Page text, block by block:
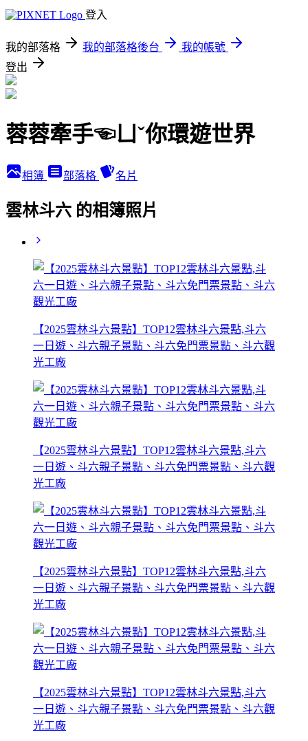
登入
我的部落格 我的部落格後台
我的帳號
登出
蓉蓉牽手☜ㄩˇ你環遊世界
相簿 部落格 名片
雲林斗六 的相簿照片
【2025雲林斗六景點】TOP12雲林斗六景點,斗六
一日遊、斗六親子景點、斗六免門票景點、斗六觀
光工廠
【2025雲林斗六景點】TOP12雲林斗六景點,斗六
一日遊、斗六親子景點、斗六免門票景點、斗六觀
光工廠
【2025雲林斗六景點】TOP12雲林斗六景點,斗六
一日遊、斗六親子景點、斗六免門票景點、斗六觀
光工廠
【2025雲林斗六景點】TOP12雲林斗六景點,斗六
一日遊、斗六親子景點、斗六免門票景點、斗六觀
光工廠